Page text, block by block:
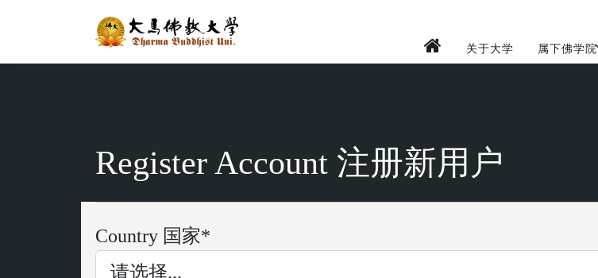
关于大学 属下佛学院
Register Account 注册新用户
Country 国家*